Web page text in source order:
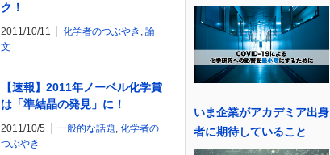
ク！
2011/10/11 化学者のつぶやき , 論
文
【速報】2011年ノーベル化学賞
は「準結晶の発見」に！
2011/10/5 一般的な話題, 化学者の
つぶやき
いま企業がアカデミア出身
者に期待していること